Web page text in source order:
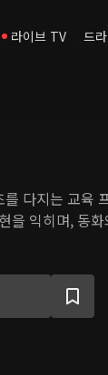
라이브 TV 드
다지는 교육
을 익히며, 동